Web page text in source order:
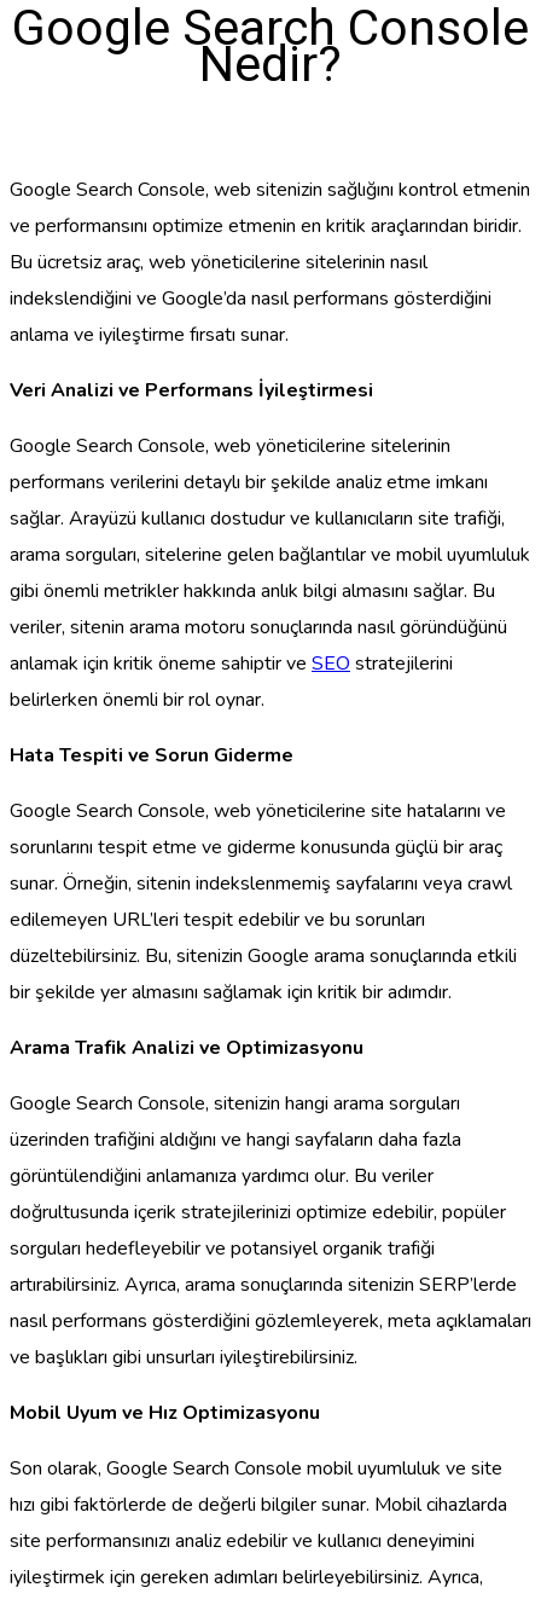
Google Search Console
Nedir?
Google Search Console, web sitenizin sağlığını kontrol etmenin
ve performansını optimize etmenin en kritik araçlarından biridir.
Bu ücretsiz araç, web yöneticilerine sitelerinin nasıl
indekslendiğini ve Google’da nasıl performans gösterdiğini
anlama ve iyileştirme fırsatı sunar.
Veri Analizi ve Performans İyileştirmesi
Google Search Console, web yöneticilerine sitelerinin
performans verilerini detaylı bir şekilde analiz etme imkanı
sağlar. Arayüzü kullanıcı dostudur ve kullanıcıların site trafiği,
arama sorguları, sitelerine gelen bağlantılar ve mobil uyumluluk
gibi önemli metrikler hakkında anlık bilgi almasını sağlar. Bu
veriler, sitenin arama motoru sonuçlarında nasıl göründüğünü
anlamak için kritik öneme sahiptir ve SEO stratejilerini
belirlerken önemli bir rol oynar.
Hata Tespiti ve Sorun Giderme
Google Search Console, web yöneticilerine site hatalarını ve
sorunlarını tespit etme ve giderme konusunda güçlü bir araç
sunar. Örneğin, sitenin indekslenmemiş sayfalarını veya crawl
edilemeyen URL’leri tespit edebilir ve bu sorunları
düzeltebilirsiniz. Bu, sitenizin Google arama sonuçlarında etkili
bir şekilde yer almasını sağlamak için kritik bir adımdır.
Arama Trafik Analizi ve Optimizasyonu
Google Search Console, sitenizin hangi arama sorguları
üzerinden trafiğini aldığını ve hangi sayfaların daha fazla
görüntülendiğini anlamanıza yardımcı olur. Bu veriler
doğrultusunda içerik stratejilerinizi optimize edebilir, popüler
sorguları hedefleyebilir ve potansiyel organik trafiği
artırabilirsiniz. Ayrıca, arama sonuçlarında sitenizin SERP’lerde
nasıl performans gösterdiğini gözlemleyerek, meta açıklamaları
ve başlıkları gibi unsurları iyileştirebilirsiniz.
Mobil Uyum ve Hız Optimizasyonu
Son olarak, Google Search Console mobil uyumluluk ve site
hızı gibi faktörlerde de değerli bilgiler sunar. Mobil cihazlarda
site performansınızı analiz edebilir ve kullanıcı deneyimini
iyileştirmek için gereken adımları belirleyebilirsiniz. Ayrıca,